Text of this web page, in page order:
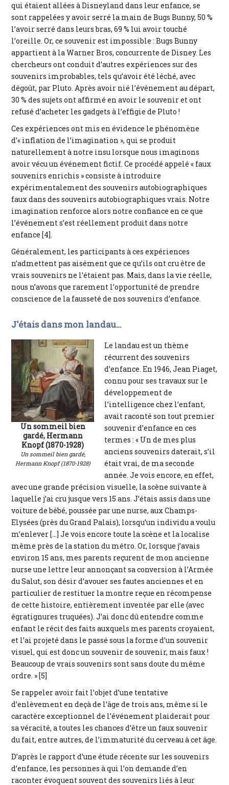
qui étaient allées à Disneyland dans leur enfance, se
sont rappelées y avoir serré la main de Bugs Bunny, 50 %
l’avoir serré dans leurs bras, 69 % lui avoir touché
l’oreille. Or, ce souvenir est impossible : Bugs Bunny
appartient à la Warner Bros, concurrente de Disney. Les
chercheurs ont conduit d’autres expériences sur des
souvenirs improbables, tels qu’avoir été léché, avec
dégoût, par Pluto. Après avoir nié l’événement au départ,
30 % des sujets ont affirmé en avoir le souvenir et ont
refusé d’acheter les gadgets à l’effigie de Pluto !
Ces expériences ont mis en évidence le phénomène
d’« inflation de l’imagination », qui se produit
naturellement à notre insu lorsque nous imaginons
avoir vécu un événement fictif. Ce procédé appelé « faux
souvenirs enrichis » consiste à introduire
expérimentalement des souvenirs autobiographiques
faux dans des souvenirs autobiographiques vrais. Notre
imagination renforce alors notre confiance en ce que
l’événement s’est réellement produit dans notre
enfance [4].
Généralement, les participants à ces expériences
n’admettent pas aisément que ce qu’ils ont cru être de
vrais souvenirs ne l’étaient pas. Mais, dans la vie réelle,
nous n’avons que rarement l’opportunité de prendre
conscience de la fausseté de nos souvenirs d’enfance.
J’étais dans mon landau…
Un sommeil bien
gardé, Hermann
Knopf (1870-1928)
Un sommeil bien gardé,
Hermann Knopf (1870-1928)
Le landau est un thème
récurrent des souvenirs
d’enfance. En 1946, Jean Piaget,
connu pour ses travaux sur le
développement de
l’intelligence chez l’enfant,
avait raconté son tout premier
souvenir d’enfance en ces
termes : « Un de mes plus
anciens souvenirs daterait, s’il
était vrai, de ma seconde
année. Je vois encore, en effet,
avec une grande précision visuelle, la scène suivante à
laquelle j’ai cru jusque vers 15 ans. J’étais assis dans une
voiture de bébé, poussée par une nurse, aux Champs-
Elysées (près du Grand Palais), lorsqu’un individu a voulu
m’enlever [...] Je vois encore toute la scène et la localise
même près de la station du métro. Or, lorsque j’avais
environ 15 ans, mes parents reçurent de mon ancienne
nurse une lettre leur annonçant sa conversion à l’Armée
du Salut, son désir d’avouer ses fautes anciennes et en
particulier de restituer la montre reçue en récompense
de cette histoire, entièrement inventée par elle (avec
égratignures truquées). J’ai donc dû entendre comme
enfant le récit des faits auxquels mes parents croyaient,
et l’ai projeté dans le passé sous la forme d’un souvenir
visuel, qui est donc un souvenir de souvenir, mais faux !
Beaucoup de vrais souvenirs sont sans doute du même
ordre. » [5]
Se rappeler avoir fait l’objet d’une tentative
d’enlèvement en deçà de l’âge de trois ans, même si le
caractère exceptionnel de l’événement plaiderait pour
sa véracité, a toutes les chances d’être un faux souvenir
du fait, entre autres, de l’immaturité du cerveau à cet âge.
D’après le rapport d’une étude récente sur les souvenirs
d’enfance, les personnes à qui l’on demande d’en
raconter évoquent souvent des souvenirs liés à leur